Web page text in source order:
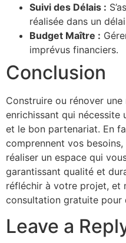
Suivi des Délais :
réalisée dans un
Budget Maître :
imprévus financiers.
Conclusion
Construire ou rénover
enrichissant qui nécessite
et le bon partenariat. En
comprennent vos
réaliser un espace qui
garantissant qualité et
réfléchir à votre projet, et
consultation gratuite pour
Leave a